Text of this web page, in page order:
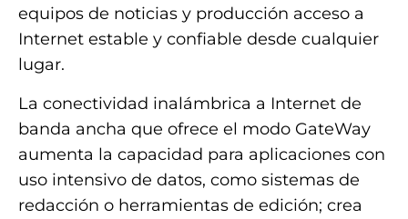
equipos de noticias y producción acceso a
Internet estable y confiable desde cualquier
lugar.
La conectividad inalámbrica a Internet de
banda ancha que ofrece el modo GateWay
aumenta la capacidad para aplicaciones con
uso intensivo de datos, como sistemas de
redacción o herramientas de edición; crea